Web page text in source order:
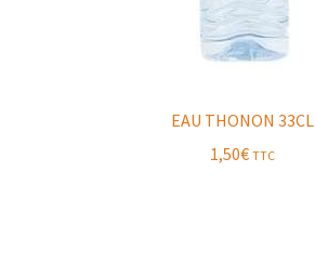
EAU THONON 33CL
1,50€ TTC